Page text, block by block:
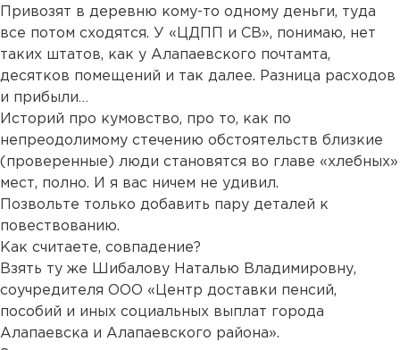
Привозят в деревню кому-то одному деньги, туда
все потом сходятся. У «ЦДПП и СВ», понимаю, нет
таких штатов, как у Алапаевского почтамта,
десятков помещений и так далее. Разница расходов
и прибыли…
Историй про кумовство, про то, как по
непреодолимому стечению обстоятельств близкие
(проверенные) люди становятся во главе «хлебных»
мест, полно. И я вас ничем не удивил.
Позвольте только добавить пару деталей к
повествованию.
Как считаете, совпадение?
Взять ту же Шибалову Наталью Владимировну,
соучредителя ООО «Центр доставки пенсий,
пособий и иных социальных выплат города
Алапаевска и Алапаевского района».